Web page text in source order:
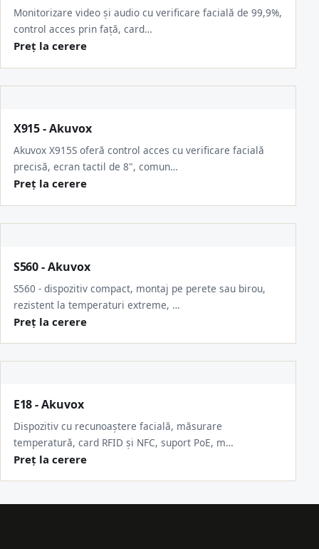
Monitorizare video și audio cu verificare facială de 99,9%,
control acces prin față, card…
Preț la cerere
X915 - Akuvox
Akuvox X915S oferă control acces cu verificare facială
precisă, ecran tactil de 8", comun…
Preț la cerere
S560 - Akuvox
S560 - dispozitiv compact, montaj pe perete sau birou,
rezistent la temperaturi extreme, …
Preț la cerere
E18 - Akuvox
Dispozitiv cu recunoaștere facială, măsurare
temperatură, card RFID și NFC, suport PoE, m…
Preț la cerere